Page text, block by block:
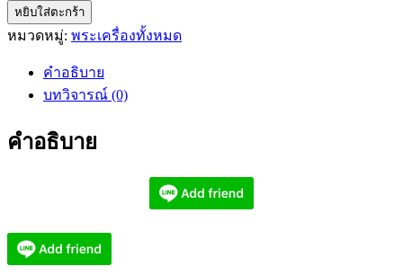
อาจารย์
เขียว
ยี่
ชิ้น
หยิบใส่ตะกร้า
หมวดหมู่: พระเครื่องทั้งหมด
คำอธิบาย
บทวิจารณ์ (0)
คำอธิบาย